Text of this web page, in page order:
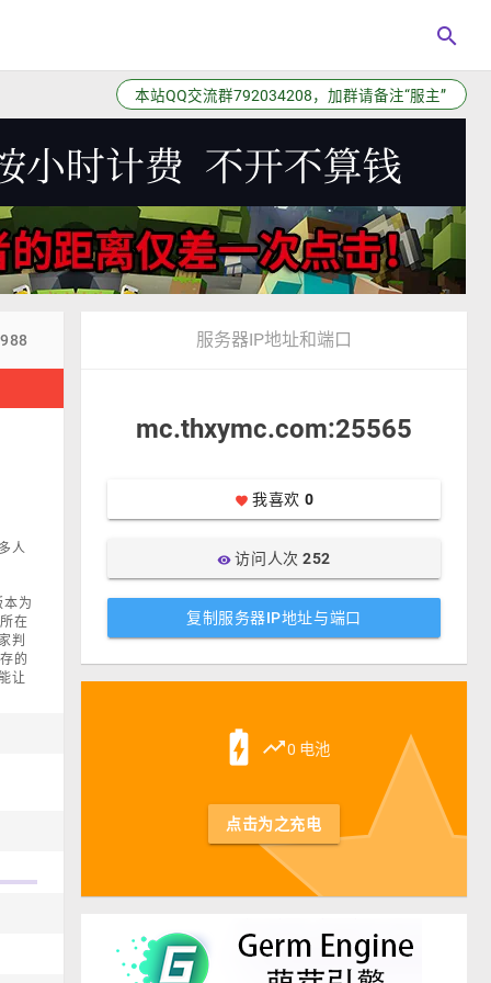
search
本站QQ交流群792034208，加群请备注“服主”
人
为
在
判
的
让
服务器IP地址和端口
mc.thxymc.com:25565
favorite 我喜欢 0
visibility访问人次252
复制服务器IP地址与端口
battery_charging_full trending_up0 电池
点击为之充电